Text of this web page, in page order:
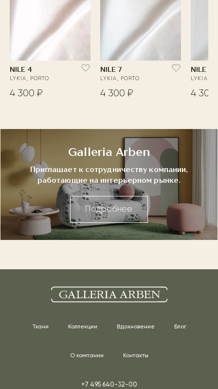
NILE 4
LYKIA, PORTO
4 300 ₽
NILE 7
LYKIA, PORTO
4 300 ₽
NILE 2
LYKIA,
4 300
Galleria Arben
Приглашает к сотрудничеству компании,
работающие на интерьерном рынке.
Подробнее
Ткани Коллекции Вдохновение Блог
О компании Контакты
+7 495 640-32-00